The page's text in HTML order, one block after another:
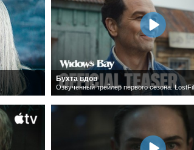
Бухта вдов
Озвученный трейлер первого сезона.